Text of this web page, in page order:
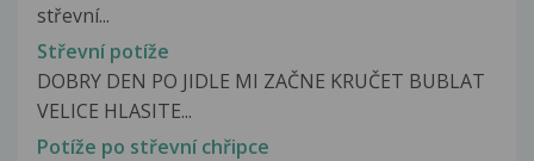
střevní...
Střevní potíže
DOBRY DEN PO JIDLE MI ZAČNE KRUČET BUBLAT
VELICE HLASITE...
Potíže po střevní chřipce